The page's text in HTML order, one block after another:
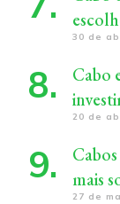
30 de
Cabo
20 de
mais
27 de